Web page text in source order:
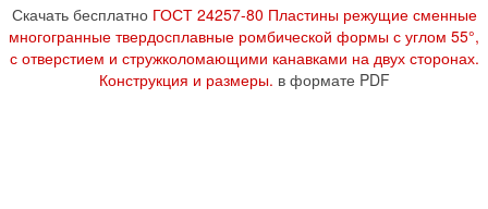
Скачать бесплатно ГОСТ 24257-80 Пластины режущие сменные
многогранные твердосплавные ромбической формы с углом 55°,
с отверстием и стружколомающими канавками на двух сторонах.
Конструкция и размеры. в формате PDF